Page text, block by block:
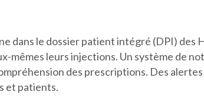
dans le dossier patient intégré (DPI) des
mêmes leurs injections. Un système de
des prescriptions. Des
et patients.